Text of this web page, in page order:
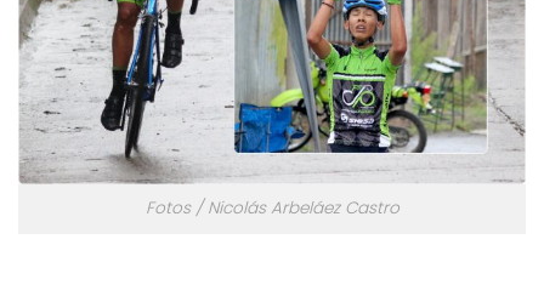
Fotos / Nicolás Arbeláez Castro